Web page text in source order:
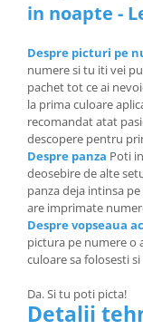
in noapte -
Despre picturi pe
numere si tu iti vei
pachet tot ce ai
la prima culoare
recomandat atat
descopere pentru
Despre panza Poti
deosebire de alte
panza deja intinsa
are imprimate
Despre vopseaua
pictura pe numere o
culoare sa folosesti
Da. Si tu poti picta!
Detalii